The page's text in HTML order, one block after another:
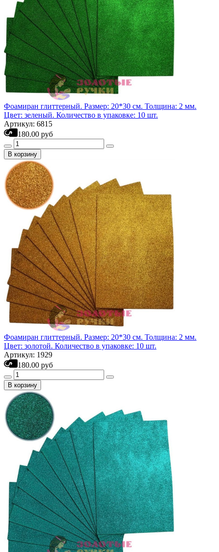
Фоамиран глиттерный. Размер: 20*30 см. Толщина: 2 мм.
Цвет: зеленый. Количество в упаковке: 10 шт.
Артикул: 6815
180.00 руб
В корзину
Фоамиран глиттерный. Размер: 20*30 см. Толщина: 2 мм.
Цвет: золотой. Количество в упаковке: 10 шт.
Артикул: 1929
180.00 руб
В корзину